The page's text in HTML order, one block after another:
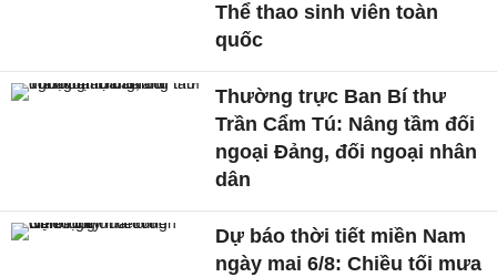
Thể thao sinh viên toàn
quốc
Thường trực Ban Bí thư
Trần Cẩm Tú: Nâng tầm đối
ngoại Đảng, đối ngoại nhân
dân
Dự báo thời tiết miền Nam
ngày mai 6/8: Chiều tối mưa